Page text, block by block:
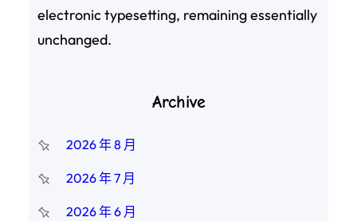
electronic typesetting, remaining essentially
unchanged.
Archive
2026 年 8 月
2026 年 7 月
2026 年 6 月